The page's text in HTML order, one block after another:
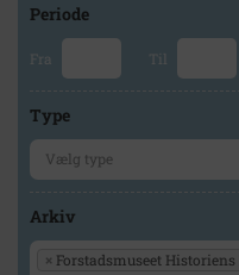
Periode
Fra Til
Type
Arkiv
× Forstadsmuseet